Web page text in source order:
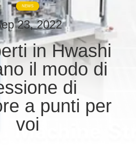
NEWS
23, 2022
in Hwashi
il modo di
di
a punti per
voi